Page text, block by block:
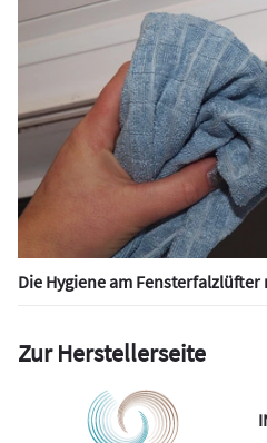
Die Hygiene am
Zur Herstellerseite